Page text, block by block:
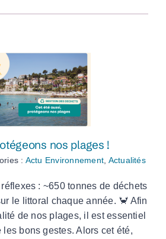
Cet été aussi,
nos
plages !
nos plages !
: Actu Environnement Actualités
: ~650 tonnes de déchets
le littoral chaque année. 🦀 Afin
de nos plages, il est essentiel
bons gestes. Alors cet été,